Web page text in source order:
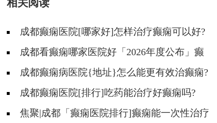
相关阅读
成都癫痫医院[哪家好]怎样治疗癫痫可以好?
成都看癫痫哪家医院好「2026年度公布」癫
痫病人的饮食禁忌
成都癫痫病医院{地址}怎么能更有效治癫痫?
成都癫痫医院[排行]吃药能治疗好癫痫吗?
焦聚|成都「癫痫医院排行]癫痫能一次性治疗